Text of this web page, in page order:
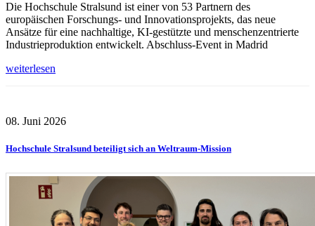
Die Hochschule Stralsund ist einer von 53 Partnern des
europäischen Forschungs- und Innovationsprojekts, das neue
Ansätze für eine nachhaltige, KI-gestützte und menschenzentrierte
Industrieproduktion entwickelt. Abschluss-Event in Madrid
weiterlesen
08. Juni 2026
Hochschule Stralsund beteiligt sich an Weltraum-Mission